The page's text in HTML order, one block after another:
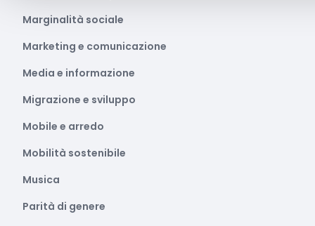
Marginalità sociale
Marketing e comunicazione
Media e informazione
Migrazione e sviluppo
Mobile e arredo
Mobilità sostenibile
Musica
Parità di genere